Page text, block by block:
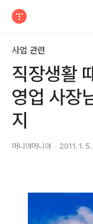
사업 관련
직장생활
영업 사장
지
머니야머니야 2011. 1.